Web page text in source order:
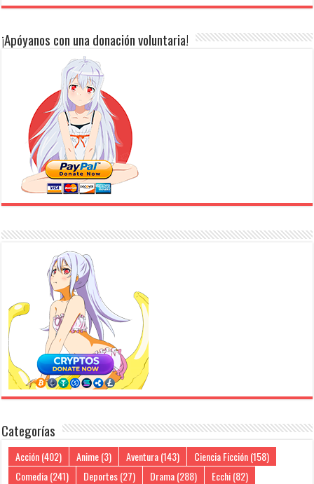
¡Apóyanos con una donación voluntaria!
Categorías
Acción(402) Anime(3) Aventura(143) Ciencia Ficción(158)
Comedia(241) Deportes(27) Drama(288) Ecchi(82)